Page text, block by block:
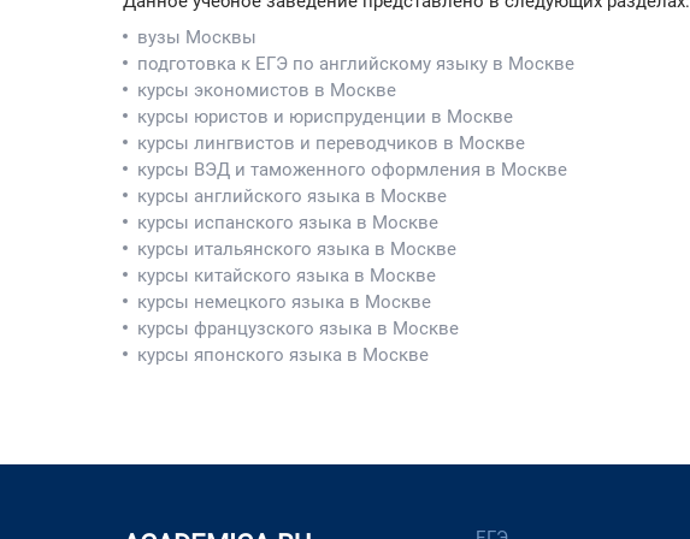
вузы Москвы
подготовка к ЕГЭ по английскому языку в Москве
курсы экономистов в Москве
курсы юристов и юриспруденции в Москве
курсы лингвистов и переводчиков в Москве
курсы ВЭД и таможенного оформления в Москве
курсы английского языка в Москве
курсы испанского языка в Москве
курсы итальянского языка в Москве
курсы китайского языка в Москве
курсы немецкого языка в Москве
курсы французского языка в Москве
курсы японского языка в Москве